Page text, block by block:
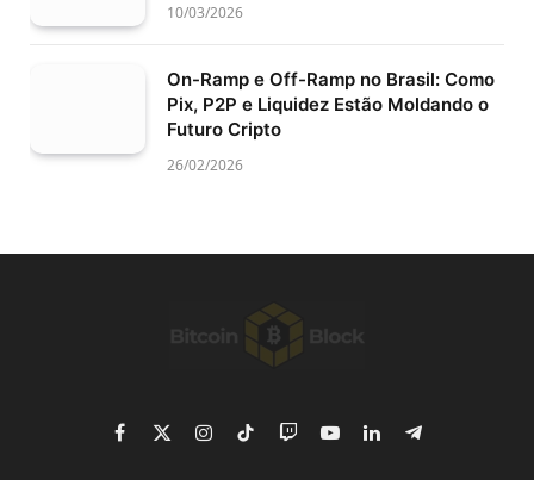
10/03/2026
On-Ramp e Off-Ramp no Brasil: Como
Pix, P2P e Liquidez Estão Moldando o
Futuro Cripto
26/02/2026
Facebook
X
Instagram
TikTokTwitchYouTubeLinkedInTelegram